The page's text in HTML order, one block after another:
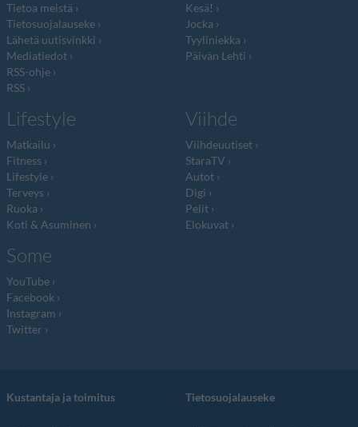
Tietoa meistä
Tietosuojalauseke
Lähetä uutisvinkki
Mediatiedot
RSS-ohje
RSS
Kesä!
Jocka
Tyyliniekka
Päivän Lehti
Lifestyle
Matkailu
Fitness
Lifestyle
Terveys
Ruoka
Koti & Asuminen
Viihde
Viihdeuutiset
StaraTV
Autot
Digi
Pelit
Elokuvat
Some
YouTube
Facebook
Instagram
Twitter
Kustantaja ja toimitus Tietosuojalauseke